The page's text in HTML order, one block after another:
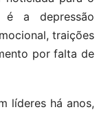
a depressão
traições
por falta de
líderes há anos,